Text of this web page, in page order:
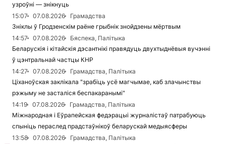
узроўні — знікнуць
15:07
07.08.2026
Грамадства
Зніклы ў Гродзенскім раёне грыбнік знойдзены мёртвым
14:57
07.08.2026
Бяспека, Палітыка
Беларускія і кітайскія дэсантнікі правядуць двухтыднёвыя вучэнні
ў цэнтральнай частцы КНР
14:27
07.08.2026
Грамадства, Палітыка
Ціханоўская заклікала "зрабіць усё магчымае, каб злачынствы
рэжыму не засталіся беспакаранымі"
14:19
07.08.2026
Грамадства, Палітыка
Міжнародная і Еўрапейская федэрацыі журналістаў патрабуюць
спыніць пераслед прадстаўнікоў беларускай медыясферы
13:58
07.08.2026
Грамадства, Палітыка